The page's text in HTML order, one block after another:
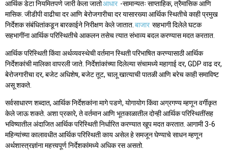
आर्थिक डेटा नियमितपणे जारी केला जातोआधार -सामान्यतः साप्ताहिक, त्रैमासिक आणि
मासिक. जीडीपी वाढीचा दर आणि बेरोजगारीचा दर यासारख्या आर्थिक स्थितीचे काही प्रमुख
निर्देशक संबंधितांकडून बारकाईने निरीक्षण केले जातात. बाजार सहभागी दिलेले घटक
सहभागींना आर्थिक परिस्थितीचे आकलन तसेच त्यात संभाव्य बदल करण्यास मदत करतात.
आर्थिक परिस्थिती किंवा अर्थव्यवस्थेची वर्तमान स्थिती परिभाषित करण्यासाठी आर्थिक
निर्देशकांची मालिका वापरली जाते. निर्देशांकांच्या दिलेल्या संचामध्ये महागाई दर, GDP वाढ दर,
बेरोजगारीचा दर, बजेट अधिशेष, बजेट तूट, चालू खात्याची पातळी आणि बरेच काही समाविष्ट
असू शकते.
सर्वसाधारण शब्दात, आर्थिक निर्देशकांना मागे पडणे, योगायोग किंवा अग्रगण्य म्हणून वर्गीकृत
केले जाऊ शकते. अशा प्रकारे, ते वर्तमान आणि भूतकाळातील दोन्ही आर्थिक परिस्थितींसह
भविष्यातील अंदाजित आर्थिक परिस्थिती निर्धारित करण्यात खूप मदत करतात. आगामी 3-6
महिन्यांच्या कालावधीत आर्थिक परिस्थिती काय असेल हे समजून घेण्याचे साधन म्हणून
अर्थशास्त्रज्ञांना महत्त्वपूर्ण निर्देशकांमध्ये अधिक रस असतो.